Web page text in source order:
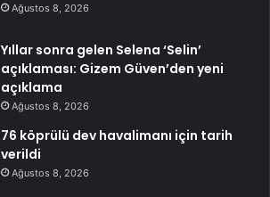
Ağustos 8, 2026
Yıllar sonra gelen Selena ‘Selin’
açıklaması: Gizem Güven’den yeni
açıklama
Ağustos 8, 2026
76 köprülü dev havalimanı için tarih
verildi
Ağustos 8, 2026